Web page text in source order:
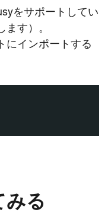
# Perl
de
#MySQL
をサポートしてい
す）。
にインポートする
る